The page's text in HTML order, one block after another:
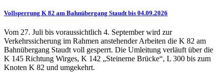
Vollsperrung K 82 am Bahnübergang Staudt bis 04.09.2026
Vom 27. Juli bis voraussichtlich 4. September wird zur
Verkehrssicherung im Rahmen anstehender Arbeiten die K 82 am
Bahnübergang Staudt voll gesperrt. Die Umleitung verläuft über die
K 145 Richtung Wirges, K 142 „Steinerne Brücke“, L 300 bis zum
Knoten K 82 und umgekehrt.